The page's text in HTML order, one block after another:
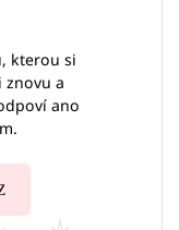
kterou si
znovu a
ano